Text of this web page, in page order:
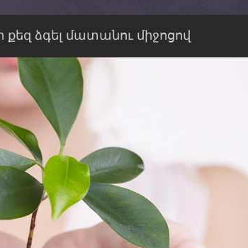
քեզ ձգել մատանու միջոցով